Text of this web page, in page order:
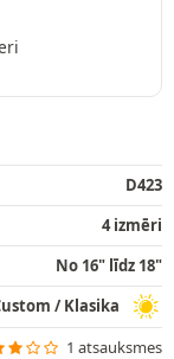
D423
4 izmēri
No 16" līdz 18"
/ Klasika
1 atsauksmes